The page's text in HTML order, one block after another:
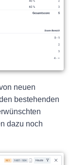
neuen
bestehenden
dazu noch